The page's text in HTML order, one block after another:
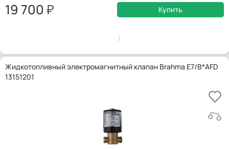
19 700 Купить
Жидкотопливный электромагнитный клапан Brahma E7/B*AFD
13151201